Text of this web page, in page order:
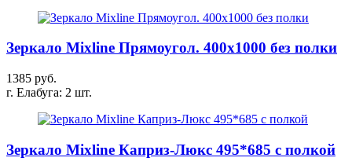
Зеркало Mixline Прямоугол. 400х1000 без полки
1385 руб.
г. Елабуга: 2 шт.
Зеркало Mixline Каприз-Люкс 495*685 с полкой